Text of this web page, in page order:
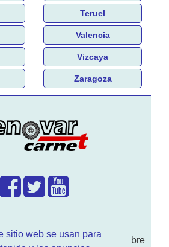
sitio web se usan para
Teruel
Valencia
Vizcaya
Zaragoza
Te contamos sobre